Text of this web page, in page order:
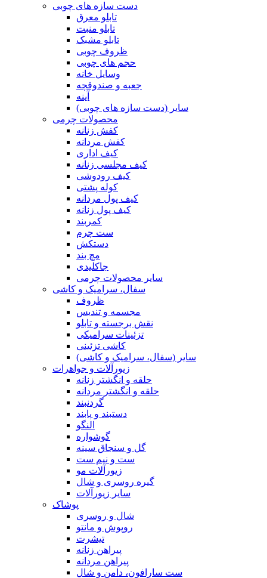
دست سازه های چوبی
تابلو معرق
تابلو منبت
تابلو مشبک
ظروف چوبی
حجم های چوبی
وسایل خانه
جعبه و صندوقچه
آینه
سایر (دست سازه های چوبی)
محصولات چرمی
کفش زنانه
کفش مردانه
کیف اداری
کیف مجلسی زنانه
کیف رودوشی
کوله پشتی
کیف پول مردانه
کیف پول زنانه
کمربند
ست چرم
دستکش
مچ بند
جاکلیدی
سایر محصولات چرمی
سفال، سرامیک و کاشی
ظروف
مجسمه و تندیس
نقش برجسته و تابلو
تزئینات سرامیکی
کاشی تزئینی
سایر (سفال، سرامیک و کاشی)
زیورآلات و جواهرات
حلقه و انگشتر زنانه
حلقه و انگشتر مردانه
گردنبند
دستبند و پابند
النگو
گوشواره
گل و سنجاق سینه
ست و نیم ست
زیورآلات مو
گیره روسری و شال
سایر زیورآلات
پوشاک
شال و روسری
روپوش و مانتو
تیشرت
پیراهن زنانه
پیراهن مردانه
ست سارافون، دامن و شال